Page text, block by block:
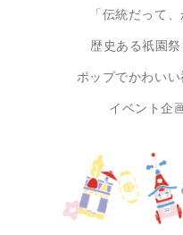
「伝統だって
歴史ある祇園祭
ポップでかわい
イベント企